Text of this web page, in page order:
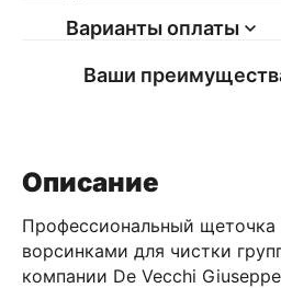
Варианты оплаты
Ваши
Описание
Профессиональный щеточка
ворсинками для чистки
компании De Vecchi Giuseppe